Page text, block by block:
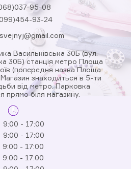
95-08
93-24
Васильківська 30Б (вул.
30Б) станція метро Площа
(попередня назва Площа
знаходиться в 5-ти
від метро. Парковка
прямо біля магазину.
9:00 - 17:00
9:00 - 17:00
9:00 - 17:00
9:00 - 17:00